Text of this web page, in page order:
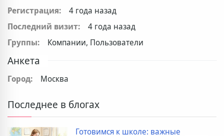
Регистрация:
4 года назад
Последний визит:
4 года назад
Группы:
Компании, Пользователи
Анкета
Город: Москва
Последнее в блогах
Готовимся к школе: важные